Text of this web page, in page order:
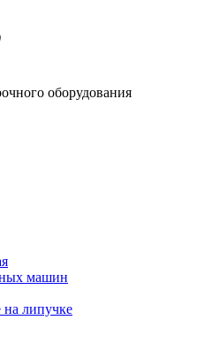
оборудования
машин
липучке